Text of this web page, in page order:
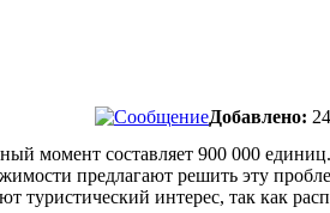
Добавлено:
момент составляет 900 000
предлагают решить эту
туристический интерес, так как